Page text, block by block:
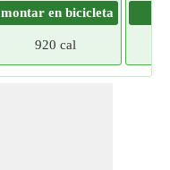
montar en bicicleta
920 cal